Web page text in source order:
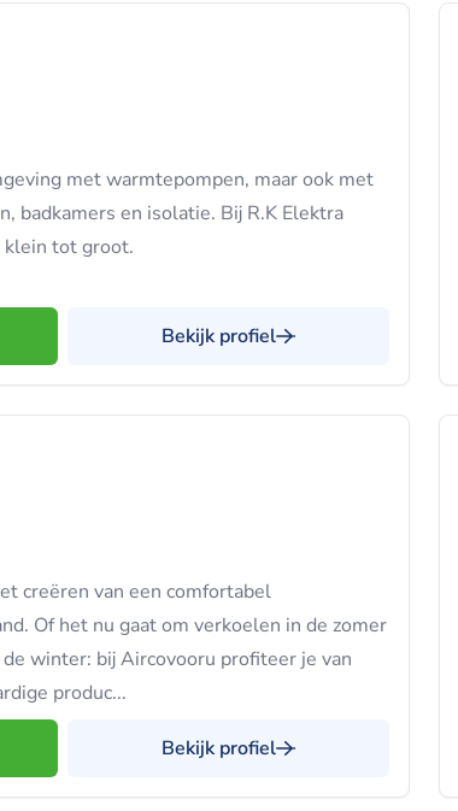
met warmtepompen, maar ook met
badkamers en isolatie. Bij R.K Elektra
klein tot groot.
Bekijk profiel
creëren van een comfortabel
Of het nu gaat om verkoelen in de zomer
winter: bij Aircovooru profiteer je van
produc...
Bekijk profiel